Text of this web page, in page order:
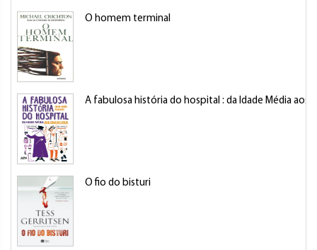
O homem terminal
A fabulosa história do hospital : da Idade Média aos
O fio do bisturi